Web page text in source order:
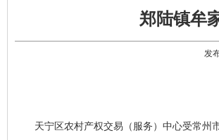
郑陆镇牟
发
天宁区农村产权交易（服务）中心受常州